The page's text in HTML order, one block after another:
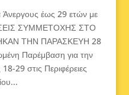
έως 29 ετών με
ΣΥΜΜΕΤΟΧΗΣ ΣΤΟ
ΤΗΝ ΠΑΡΑΣΚΕΥΗ 28
Παρέμβαση για την
29 στις Περιφέρειες